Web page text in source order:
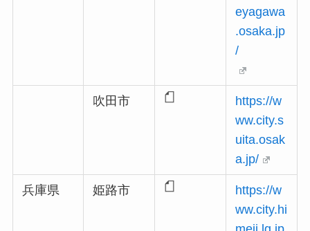
eyagawa
.osaka.jp
/
吹田市
https://w
ww.city.s
uita.osak
a.jp/
兵庫県 姫路市
https://w
ww.city.hi